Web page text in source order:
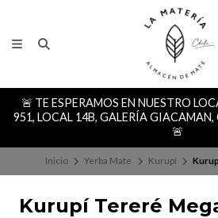
🚨 TE ESPERAMOS EN NUESTRO
951, LOCAL 14B, GALERÍA
🚨
Inicio Yerba Mate Kurupí
Kurupí Tereré